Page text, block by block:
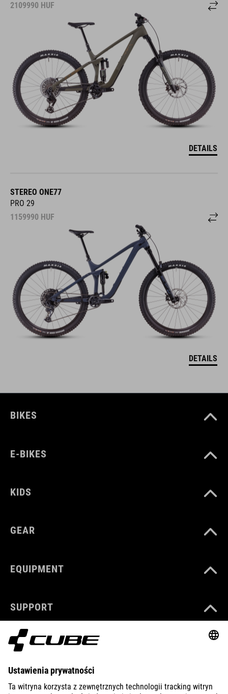
2109990 HUF
DETAILS
STEREO ONE77
PRO 29
1159990 HUF
DETAILS
BIKES
E-BIKES
KIDS
GEAR
EQUIPMENT
SUPPORT
ABOUT US
EXPLORE